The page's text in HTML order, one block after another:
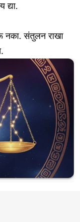
द्या.
नका. संतुलन राखा